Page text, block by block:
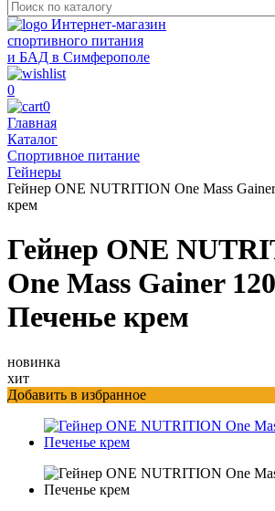
Интернет-магазин
спортивного питания
и БАД в Симферополе
0
0
Главная
Каталог
Спортивное питание
Гейнеры
Гейнер ONE NUTRITION One Mass
крем
Гейнер ONE
One Mass Gainer
Печенье крем
новинка
хит
Добавить в избранное